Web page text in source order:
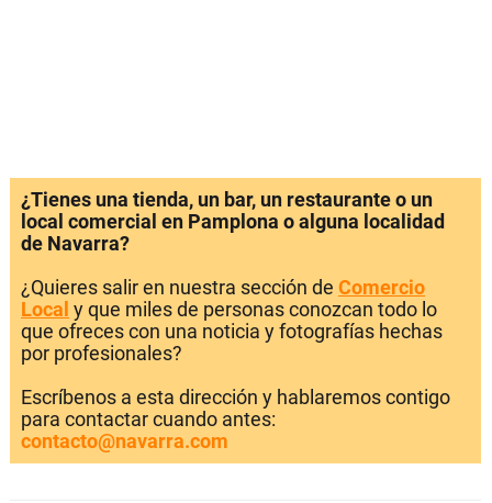
¿Tienes una tienda, un bar, un restaurante o un
local comercial en Pamplona o alguna localidad
de Navarra?
¿Quieres salir en nuestra sección de Comercio
Local y que miles de personas conozcan todo lo
que ofreces con una noticia y fotografías hechas
por profesionales?
Escríbenos a esta dirección y hablaremos contigo
para contactar cuando antes:
contacto@navarra.com